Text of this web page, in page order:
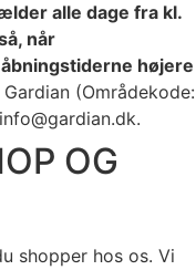
alle dage fra kl.
når
højere
(Områdekode:
OG
shopper hos os. Vi